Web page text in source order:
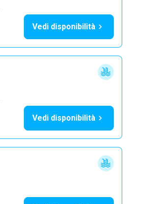
Vedi disponibilità
Vedi disponibilità